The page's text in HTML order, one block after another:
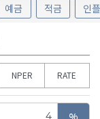
예금 적금 인
NPER RATE
%